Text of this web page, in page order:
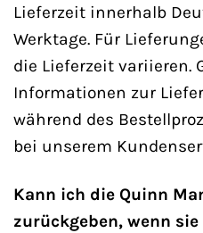
Lieferzeit innerhalb
Werktage. Für
die Lieferzeit variieren.
Informationen zur
während des
bei unserem
Kann ich die Quinn
zurückgeben, wenn